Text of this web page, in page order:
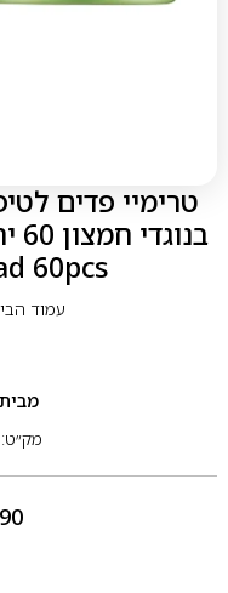
טרימיי פדים
60pcs
עמוד
מבית
מק״ט: 8809822541232